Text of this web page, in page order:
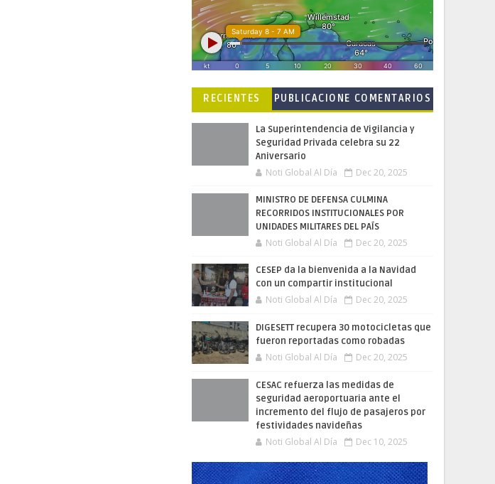
RECIENTES
PUBLICACIONE COMENTARIOS
La Superintendencia de Vigilancia y
Seguridad Privada celebra su 22
Aniversario
Noti Global Al Día Dec 20, 2025
MINISTRO DE DEFENSA CULMINA
RECORRIDOS INSTITUCIONALES POR
UNIDADES MILITARES DEL PAÍS
Noti Global Al Día Dec 20, 2025
CESEP da la bienvenida a la Navidad
con un compartir institucional
Noti Global Al Día Dec 20, 2025
DIGESETT recupera 30 motocicletas que
fueron reportadas como robadas
Noti Global Al Día Dec 20, 2025
CESAC refuerza las medidas de
seguridad aeroportuaria ante el
incremento del flujo de pasajeros por
festividades navideñas
Noti Global Al Día Dec 10, 2025